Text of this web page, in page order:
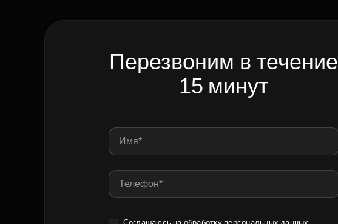
Перезвоним в течение
15 минут